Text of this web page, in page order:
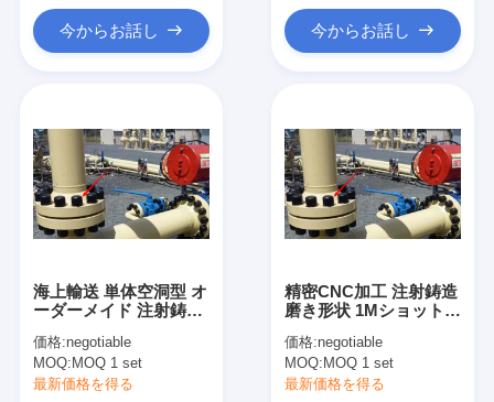
今からお話し
プラスチック射出成形サービス
二重打撃の射出成形
ワン ショット射出成形
Overmoldingの射出成形
今からお話し 今からお話し
海上輸送 単体空洞型 オ
ーダーメイド 注射鋳造
価格:negotiable
MOQ: MOQ 1 set
最新価格を得る
精密CNC加工 注射鋳造
磨き形状 1Mショット寿
価格:negotiable
MOQ: MOQ 1 set
最新価格を得る